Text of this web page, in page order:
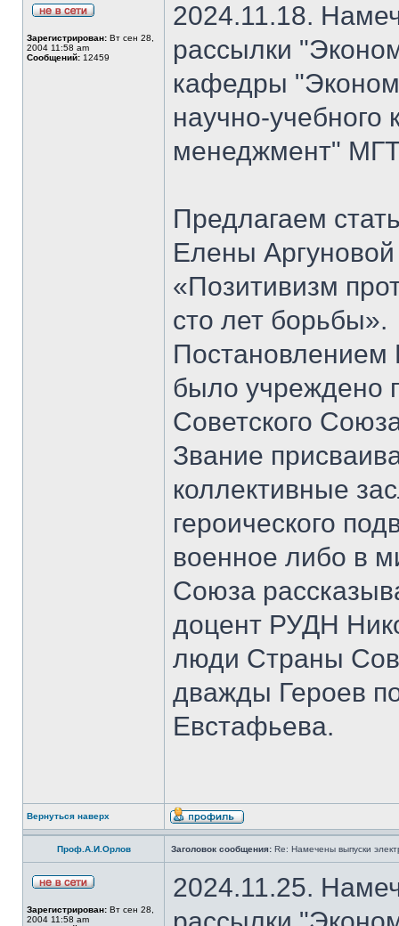
Зарегистрирован: Вт сен 28,
2004 11:58 am
Сообщений: 12459
2024.11.18.
рассылки
кафедры
научно-
менеджмент"
Предлагаем
Елены
«Позитивизм
сто лет борьбы».
было учреждено
Советского
Звание
коллективные
героического
военное либо в
Союза
доцент РУДН
люди Страны
дважды Героев
Евстафьева.
Вернуться наверх
Проф.А.И.Орлов Заголовок сообщения: Re: Намечены выпуски
Зарегистрирован: Вт сен 28,
2004 11:58 am
2024.11.25.